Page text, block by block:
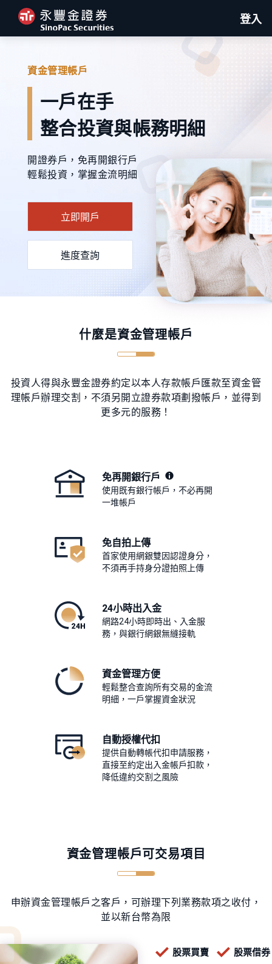
資金管理帳戶
一戶在手
整合投資與帳務明細
開證券戶，免再開銀行戶
輕鬆投資，掌握金流明細
立即開戶
進度查詢
什麼是資金管理帳戶
投資人得與永豐金證券約定以本人存款帳戶匯款至資金管
理帳戶辦理交割，不須另開立證券款項劃撥帳戶，並得到
更多元的服務！
免再開銀行戶
使用既有銀行帳戶，不必再開
一堆帳戶
免自拍上傳
首家使用網銀雙因認證身分，
不須再手持身分證拍照上傳
24小時出入金
網路24小時即時出、入金服
務，與銀行網銀無縫接軌
資金管理方便
輕鬆整合查詢所有交易的金流
明細，一戶掌握資金狀況
自動授權代扣
提供自動轉帳代扣申請服務，
直接至約定出入金帳戶扣款，
降低違約交割之風險
資金管理帳戶可交易項目
申辦資金管理帳戶之客戶，可辦理下列業務款項之收付，
並以新台幣為限
股票買賣
股票借券